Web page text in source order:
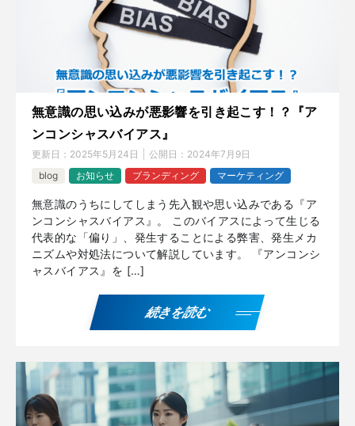
無意識の思い込みが悪影響を引き起こす！？『ア
ンコンシャスバイアス』
更新日： 2025年5月24日 公開日： 2024年7月9日
blog
お知らせ ブランディング マーケティング
無意識のうちにしてしまう先入観や思い込みである『ア
ンコンシャスバイアス』。 このバイアスによって生じる
代表的な「偏り」、発生することによる弊害、発生メカ
ニズムや対処法について解説しています。 『アンコンシ
ャスバイアス』を […]
続きを読む